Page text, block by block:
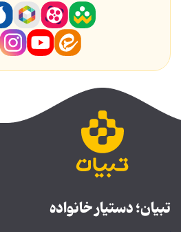
تبیان؛ دستیار خانواده